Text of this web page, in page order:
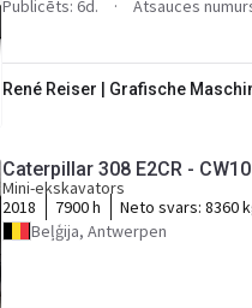
Publicēts: 6d.
Atsauces
René Reiser | Grafische
Caterpillar 308 E2CR -
Mini-ekskavators
2018
7900 h Neto svars: 8360
Beļģija, Antwerpen